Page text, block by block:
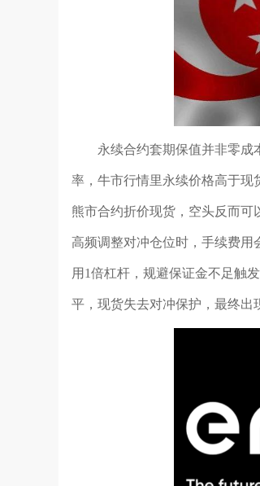
永续合约套期保值并非零成
率，牛市行情里永续价格高于现
熊市合约折价现货，空头反而可
高频调整对冲仓位时，手续费用
用1倍杠杆，规避保证金不足触
平，现货失去对冲保护，最终出